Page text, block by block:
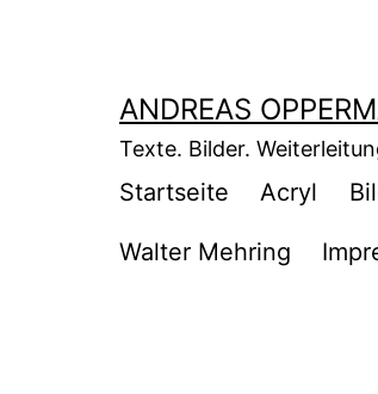
ANDREAS
Texte. Bilder.
Startseite Acryl
Walter Mehring